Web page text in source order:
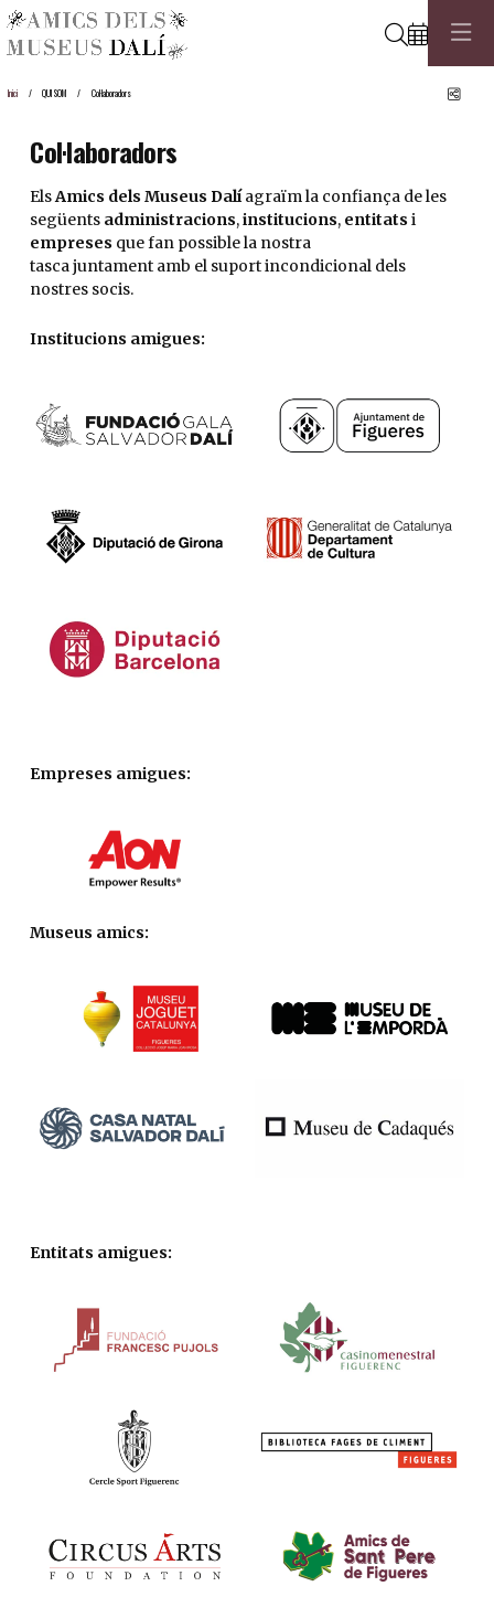
Cerca
Inici QUI SOM Col·laboradors
Col·laboradors
ElsAmics dels Museus Dalíagraïm la confiança de les
següents administracions,institucions, entitatsi
empreses que fan possible la nostra
tasca juntament amb el suport incondicional dels
nostres socis.
Institucions amigues:
Empreses amigues:
Museus amics:
Entitats amigues: